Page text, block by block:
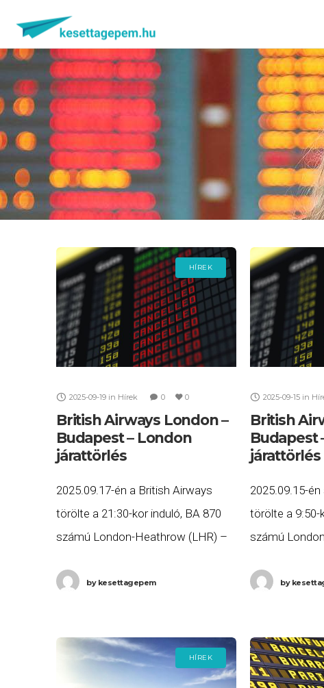
HÍREK
2025-09-19 in Hírek 0 0
British Airways London –
Budapest – London
járattörlés
2025.09.17-én a British Airways
törölte a 21:30-kor induló, BA 870
számú London-Heathrow (LHR) –
2025.09.18-án 7:40-kor induló, BA
bykesettagepem
2025-09-15 in
British
Budapest
járattörlés
2025.09.15-
törölte a 9:50-
számú
kor induló, BA
by
HÍREK